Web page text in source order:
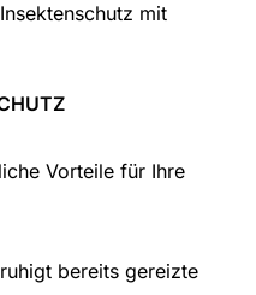
mit
Vorteile für Ihre
bereits gereizte